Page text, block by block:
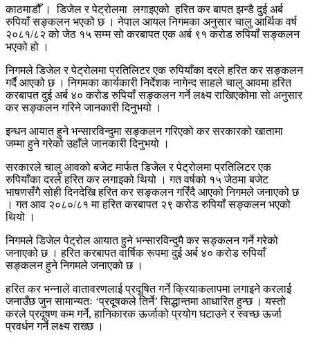
काठमाडौँ । डिजेल र पेट्रोलमा लगाइएको हरित कर बापत झन्डै दुई अर्ब
रुपियाँ सङ्कलन भएको छ । नेपाल आयल निगमका अनुसार चालु आर्थिक वर्ष
२०८१/८२ को जेठ १५ सम्म सो करबापत एक अर्ब ९१ करोड रुपियाँ सङ्कलन
भएको हो ।
निगमले डिजेल र पेट्रोलमा प्रतिलिटर एक रुपियाँका दरले हरित कर सङ्कलन
गर्दै आएको छ । निगमका कार्यकारी निर्देशक नागेन्द साहले चालु आवमा हरित
करबापत दुई अर्ब ४० करोड रुपियाँ सङ्कलन गर्ने लक्ष्य राखिएकोमा सो अनुसार
कर सङ्कलन गरिने जानकारी दिनुभयो ।
इन्धन आयात हुने भन्सारविन्दुमा सङ्कलन गरिएको कर सरकारको खातामा
जम्मा हुने गरेको उहाँले जानकारी दिनुभयो ।
सरकारले चालु आवको बजेट मार्फत डिजेल र पेट्रोलमा प्रतिलिटर एक
रुपियाँका दरले हरित कर लगाइको थियो । गत वर्षको १५ जेठमा बजेट
भाषणसँगै सोही दिनदेखि हरित कर सङ्कलन गरिँदै आएको निगमले जनाएको छ
। गत आव २०८०/८१ मा हरित करबापत २९ करोड रुपियाँ सङ्कलन भएको
थियो ।
निगमले डिजेल पेट्रोल आयात हुने भन्सारविन्दुमै कर सङ्कलन गर्ने गरेको
जनाएको छ । हरित करबापत वार्षिक रूपमा दुई अर्ब ४० करोड रुपियाँ
सङ्कलन हुने निगमले जनाएको छ ।
हरित कर भन्नाले वातावरणलाई प्रदूषित गर्ने क्रियाकलापमा लगाइने करलाई
जनाउँछ जुन सामान्यतः ‘प्रदूषकले तिर्ने’ सिद्धान्तमा आधारित हुन्छ । यस्तो
करले प्रदूषण कम गर्ने, हानिकारक ऊर्जाको प्रयोग घटाउने र स्वच्छ ऊर्जा
प्रवर्धन गर्ने लक्ष्य राख्छ ।